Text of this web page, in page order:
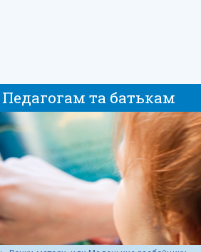
Педагогам та батькам